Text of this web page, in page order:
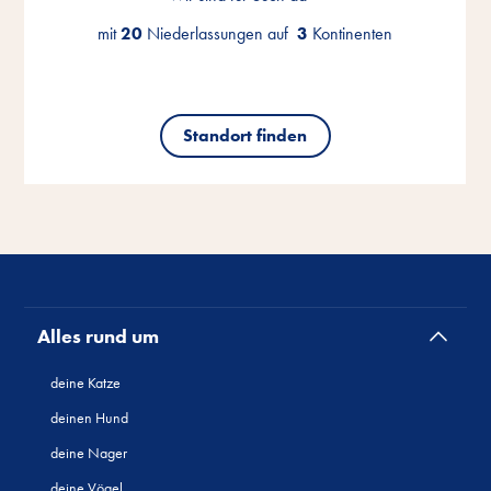
mit20 Niederlassungen auf3 Kontinenten
Standort finden
mit20 Niederlassungen auf3 Kontinenten
Standort finden
mit20 Niederlassungen auf3 Kontinenten
Standort finden
Alles rund um
deine Katze
deinen Hund
deine Nager